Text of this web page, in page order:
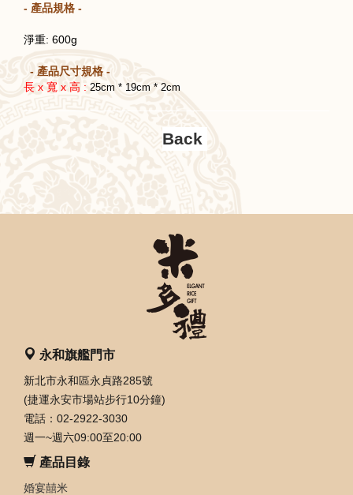
- 產品規格 -
淨重: 600g
- 產品尺寸規格 -
長 x 寬 x 高 : 25cm * 19cm * 2cm
永和旗艦門市
新北市永和區永貞路285號
(捷運永安市場站步行10分鐘)
電話：02-2922-3030
週一~週六09:00至20:00
產品目錄
婚宴囍米